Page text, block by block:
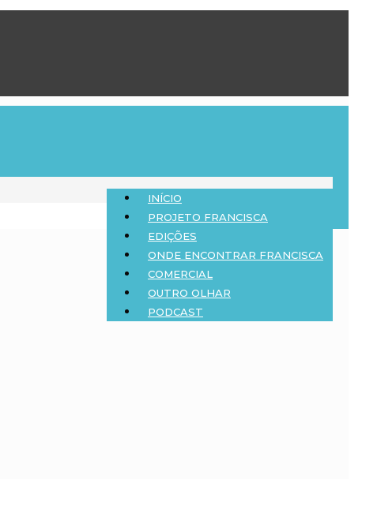
INÍCIO
PROJETO FRANCISCA
EDIÇÕES
ONDE ENCONTRAR FRANCISCA
COMERCIAL
OUTRO OLHAR
PODCAST